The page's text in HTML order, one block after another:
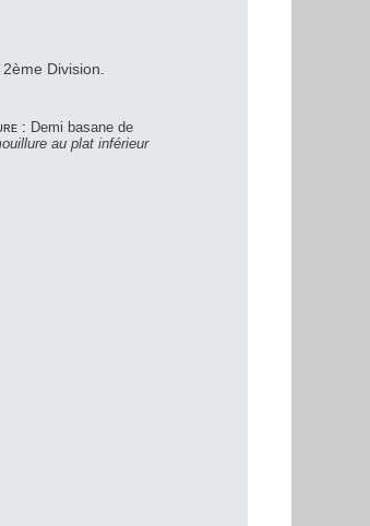
Division.
: Demi basane de
au plat inférieur